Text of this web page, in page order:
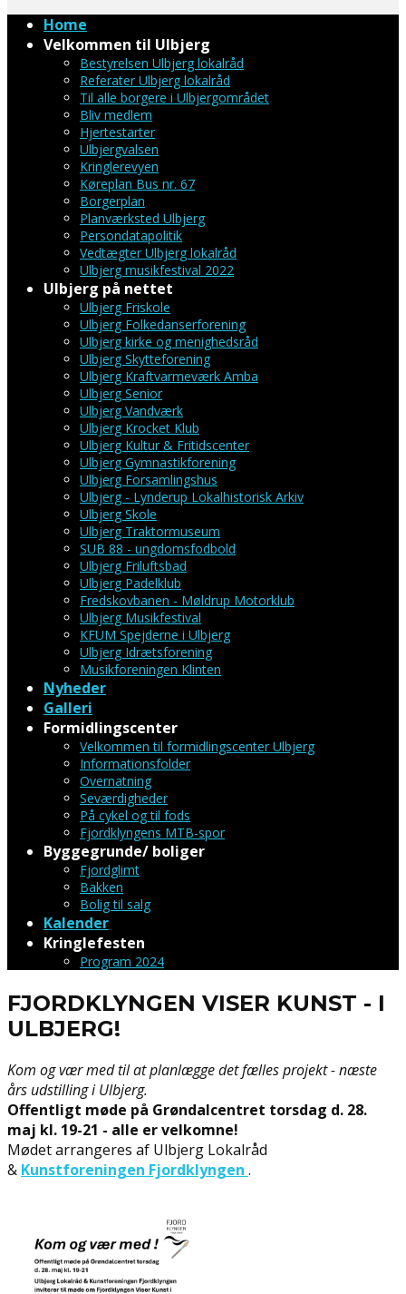
Home
Velkommen til Ulbjerg
Bestyrelsen Ulbjerg lokalråd
Referater Ulbjerg lokalråd
Til alle borgere i Ulbjergområdet
Bliv medlem
Hjertestarter
Ulbjergvalsen
Kringlerevyen
Køreplan Bus nr. 67
Borgerplan
Planværksted Ulbjerg
Persondatapolitik
Vedtægter Ulbjerg lokalråd
Ulbjerg musikfestival 2022
Ulbjerg på nettet
Ulbjerg Friskole
Ulbjerg Folkedanserforening
Ulbjerg kirke og menighedsråd
Ulbjerg Skytteforening
Ulbjerg Kraftvarmeværk Amba
Ulbjerg Senior
Ulbjerg Vandværk
Ulbjerg Krocket Klub
Ulbjerg Kultur & Fritidscenter
Ulbjerg Gymnastikforening
Ulbjerg Forsamlingshus
Ulbjerg - Lynderup Lokalhistorisk Arkiv
Ulbjerg Skole
Ulbjerg Traktormuseum
SUB 88 - ungdomsfodbold
Ulbjerg Friluftsbad
Ulbjerg Padelklub
Fredskovbanen - Møldrup Motorklub
Ulbjerg Musikfestival
KFUM Spejderne i Ulbjerg
Ulbjerg Idrætsforening
Musikforeningen Klinten
Nyheder
Galleri
Formidlingscenter
Velkommen til formidlingscenter Ulbjerg
Informationsfolder
Overnatning
Seværdigheder
På cykel og til fods
Fjordklyngens MTB-spor
Byggegrunde/ boliger
Fjordglimt
Bakken
Bolig til salg
Kalender
Kringlefesten
Program 2024
FJORDKLYNGEN VISER KUNST - I
ULBJERG!
Kom og vær med til at planlægge det fælles projekt - næste
års udstilling i Ulbjerg.
Offentligt møde på Grøndalcentret torsdag d. 28.
maj kl. 19-21 - alle er velkomne!
Mødet arrangeres af Ulbjerg Lokalråd
& Kunstforeningen Fjordklyngen .